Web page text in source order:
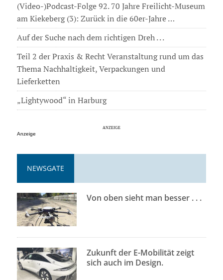
(Video-)Podcast-Folge 92. 70 Jahre Freilicht-Museum
am Kiekeberg (3): Zurück in die 60er-Jahre …
Auf der Suche nach dem richtigen Dreh . . .
Teil 2 der Praxis & Recht Veranstaltung rund um das
Thema Nachhaltigkeit, Verpackungen und
Lieferketten
„Lightywood“ in Harburg
Anzeige
NEWSGATE
Von oben sieht man besser . . .
Zukunft der E-Mobilität zeigt
sich auch im Design.